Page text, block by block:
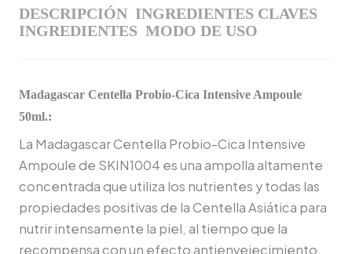
DESCRIPCIÓN INGREDIENTES CLAVES
INGREDIENTES MODO DE USO
Madagascar Centella Probio-Cica Intensive Ampoule
50ml.:
La Madagascar Centella Probio-Cica Intensive
Ampoule de SKIN1004 es una ampolla altamente
concentrada que utiliza los nutrientes y todas las
propiedades positivas de la Centella Asiática para
nutrir intensamente la piel, al tiempo que la
recompensa con un efecto antienvejecimiento.